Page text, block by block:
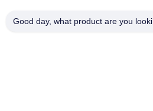
Good day, what product are you